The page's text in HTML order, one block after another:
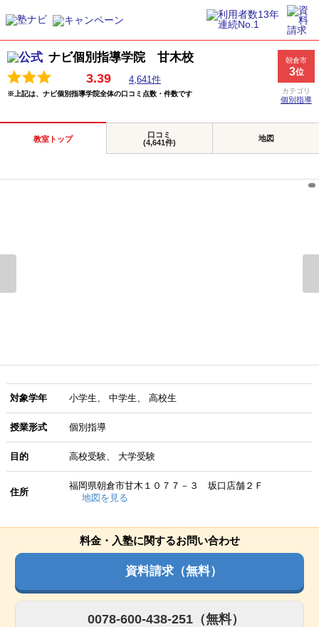
ナビ個別指導学院 甘木校
3.39 4,641件
※上記は、ナビ個別指導学院全体の口コミ点数・件数です
朝倉市
3位
カテゴリ
個別指導
教室トップ
口コミ
(4,641件)
地図
対象学年 小学生 中学生 高校生
授業形式 個別指導
目的 高校受験 大学受験
住所
福岡県朝倉市甘木１０７７－３ 坂口店舗２Ｆ
地図を見る
料金・入塾に関するお問い合わせ
資料請求（無料）
0078-600-438-251（無料）